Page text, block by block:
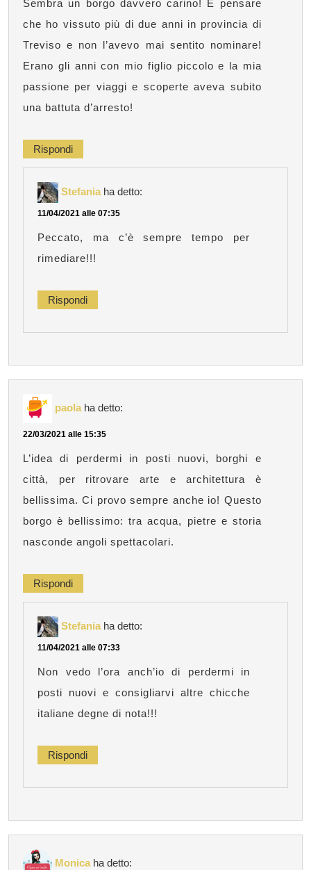
Sembra un borgo davvero carino! E pensare
che ho vissuto più di due anni in provincia di
Treviso e non l’avevo mai sentito nominare!
Erano gli anni con mio figlio piccolo e la mia
passione per viaggi e scoperte aveva subito
una battuta d’arresto!
Rispondi
Stefania ha detto:
11/04/2021 alle 07:35
Peccato, ma c’è sempre tempo per
rimediare!!!
Rispondi
paola ha detto:
22/03/2021 alle 15:35
L’idea di perdermi in posti nuovi, borghi e
città, per ritrovare arte e architettura è
bellissima. Ci provo sempre anche io! Questo
borgo è bellissimo: tra acqua, pietre e storia
nasconde angoli spettacolari.
Rispondi
Stefania ha detto:
11/04/2021 alle 07:33
Non vedo l’ora anch’io di perdermi in
posti nuovi e consigliarvi altre chicche
italiane degne di nota!!!
Rispondi
Monica ha detto: